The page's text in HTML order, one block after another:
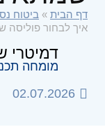
דף הבית » ביטוח
איך לבחור
דמיטרי
מומחה
02.07.2026